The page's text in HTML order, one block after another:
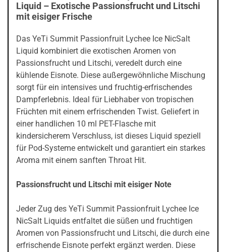
Liquid – Exotische Passionsfrucht und Litschi
mit eisiger Frische
Das YeTi Summit Passionfruit Lychee Ice NicSalt
Liquid kombiniert die exotischen Aromen von
Passionsfrucht und Litschi, veredelt durch eine
kühlende Eisnote. Diese außergewöhnliche Mischung
sorgt für ein intensives und fruchtig-erfrischendes
Dampferlebnis. Ideal für Liebhaber von tropischen
Früchten mit einem erfrischenden Twist. Geliefert in
einer handlichen 10 ml PET-Flasche mit
kindersicherem Verschluss, ist dieses Liquid speziell
für Pod-Systeme entwickelt und garantiert ein starkes
Aroma mit einem sanften Throat Hit.
Passionsfrucht und Litschi mit eisiger Note
Jeder Zug des YeTi Summit Passionfruit Lychee Ice
NicSalt Liquids entfaltet die süßen und fruchtigen
Aromen von Passionsfrucht und Litschi, die durch eine
erfrischende Eisnote perfekt ergänzt werden. Diese